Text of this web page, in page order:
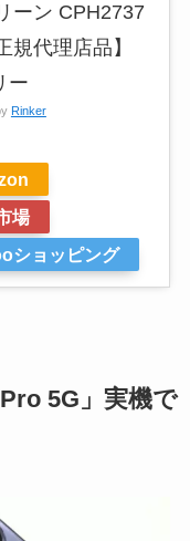
ーン CPH2737
規代理店品】
ー
Rinker
場
ショッピング
5G」実機で